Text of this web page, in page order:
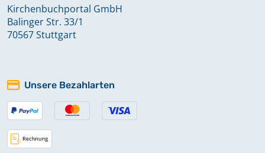
Kirchenbuchportal GmbH
Balinger Str. 33/1
70567 Stuttgart
Unsere Bezahlarten